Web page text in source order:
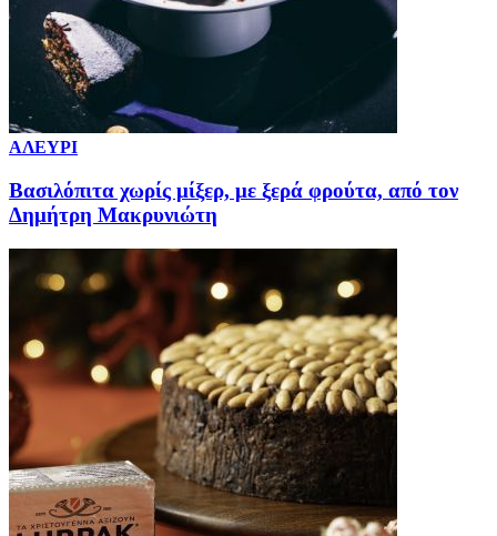
ΑΛΕΥΡΙ
Βασιλόπιτα χωρίς μίξερ, με ξερά φρούτα, από τον
Δημήτρη Μακρυνιώτη